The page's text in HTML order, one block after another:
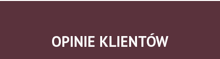
OPINIE KLIENTÓW